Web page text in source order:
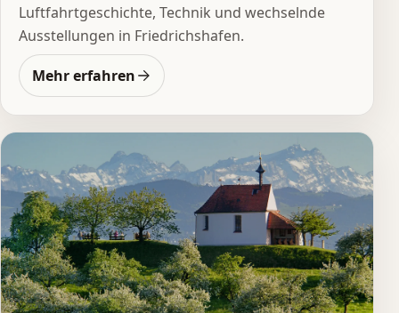
Luftfahrtgeschichte, Technik und wechselnde
Ausstellungen in Friedrichshafen.
Mehr erfahren